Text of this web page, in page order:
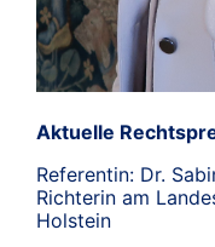
Aktuelle
Referentin: Dr.
Richterin am
Holstein